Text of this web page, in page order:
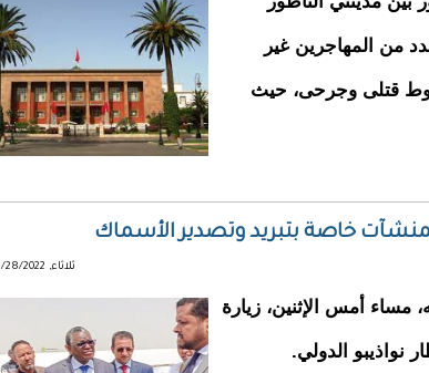
إثر محاولة عدد من المهاجرين غير
قتلى وجرحى، حيث
لمنشآت خاصة بتبريد وتصدير الأسماك
ثلاثاء, 06/28/2022 - 15:27
مساء أمس الإثنين، زيارة
نواذيبو الدولي.